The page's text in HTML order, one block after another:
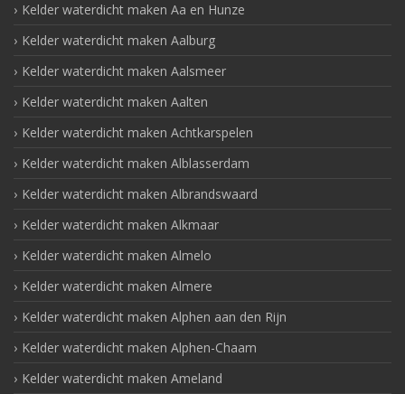
Kelder waterdicht maken Aa en Hunze
Kelder waterdicht maken Aalburg
Kelder waterdicht maken Aalsmeer
Kelder waterdicht maken Aalten
Kelder waterdicht maken Achtkarspelen
Kelder waterdicht maken Alblasserdam
Kelder waterdicht maken Albrandswaard
Kelder waterdicht maken Alkmaar
Kelder waterdicht maken Almelo
Kelder waterdicht maken Almere
Kelder waterdicht maken Alphen aan den Rijn
Kelder waterdicht maken Alphen-Chaam
Kelder waterdicht maken Ameland